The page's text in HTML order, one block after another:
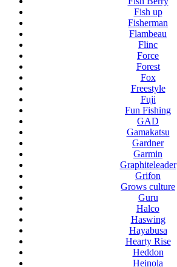
Fish up
Fisherman
Flambeau
Flinc
Force
Forest
Fox
Freestyle
Fuji
Fun Fishing
GAD
Gamakatsu
Gardner
Garmin
Graphiteleader
Grifon
Grows culture
Guru
Halco
Haswing
Hayabusa
Hearty Rise
Heddon
Heinola